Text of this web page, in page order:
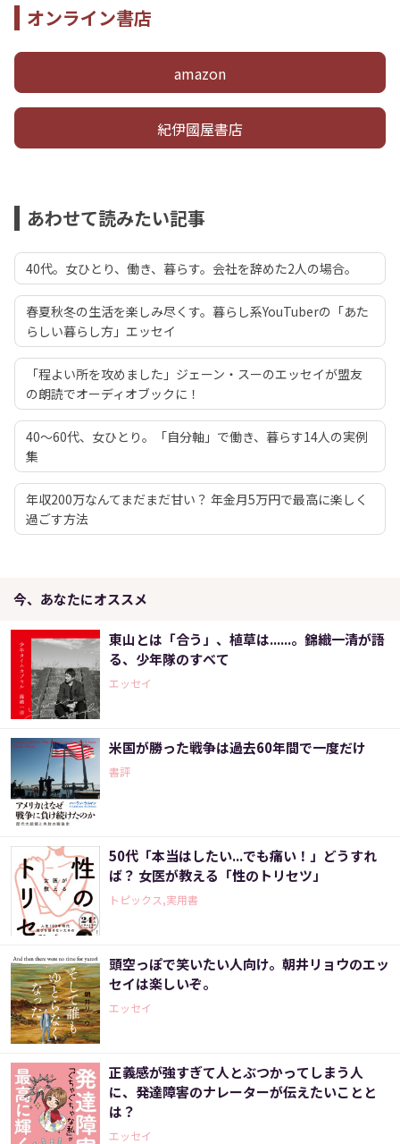
オンライン書店
amazon
紀伊國屋書店
あわせて読みたい記事
40代。女ひとり、働き、暮らす。会社を辞めた2人の場合。
春夏秋冬の生活を楽しみ尽くす。暮らし系YouTuberの「あた
らしい暮らし方」エッセイ
「程よい所を攻めました」ジェーン・スーのエッセイが盟友
の朗読でオーディオブックに！
40～60代、女ひとり。「自分軸」で働き、暮らす14人の実例
集
年収200万なんてまだまだ甘い？ 年金月5万円で最高に楽しく
過ごす方法
今、あなたにオススメ
東山とは「合う」、植草は......。錦織一清が語
る、少年隊のすべて
エッセイ
米国が勝った戦争は過去60年間で一度だけ
書評
50代「本当はしたい...でも痛い！」どうすれ
ば？ 女医が教える「性のトリセツ」
トピックス,実用書
頭空っぽで笑いたい人向け。朝井リョウのエッ
セイは楽しいぞ。
エッセイ
正義感が強すぎて人とぶつかってしまう人
に、発達障害のナレーターが伝えたいことと
は？
エッセイ